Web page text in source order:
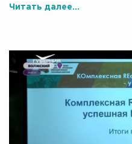
Читать далее...